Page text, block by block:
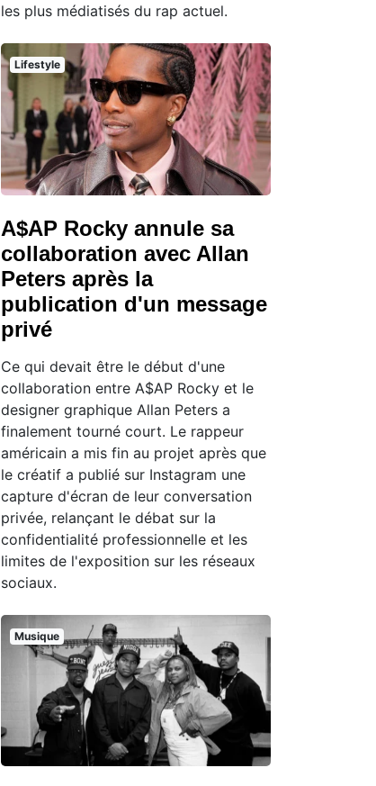
les plus médiatisés du rap actuel.
Lifestyle
A$AP Rocky annule sa
collaboration avec Allan
Peters après la
publication d'un message
privé
Ce qui devait être le début d'une
collaboration entre A$AP Rocky et le
designer graphique Allan Peters a
finalement tourné court. Le rappeur
américain a mis fin au projet après que
le créatif a publié sur Instagram une
capture d'écran de leur conversation
privée, relançant le débat sur la
confidentialité professionnelle et les
limites de l'exposition sur les réseaux
sociaux.
Musique